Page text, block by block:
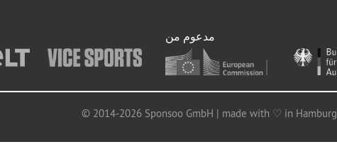
مدعوم من
© 2014-2026 Sponsoo GmbH | made with ♡ in Hamburg